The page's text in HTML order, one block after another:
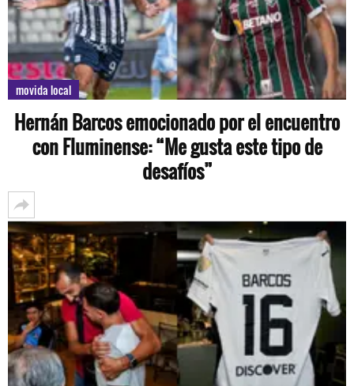
movida local
Hernán Barcos emocionado por el encuentro
con Fluminense: “Me gusta este tipo de
desafíos”